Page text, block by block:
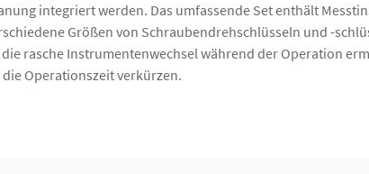
integriert werden. Das umfassende Set enthält
Größen von Schraubendrehschlüsseln und -
rasche Instrumentenwechsel während der Operation
Operationszeit verkürzen.